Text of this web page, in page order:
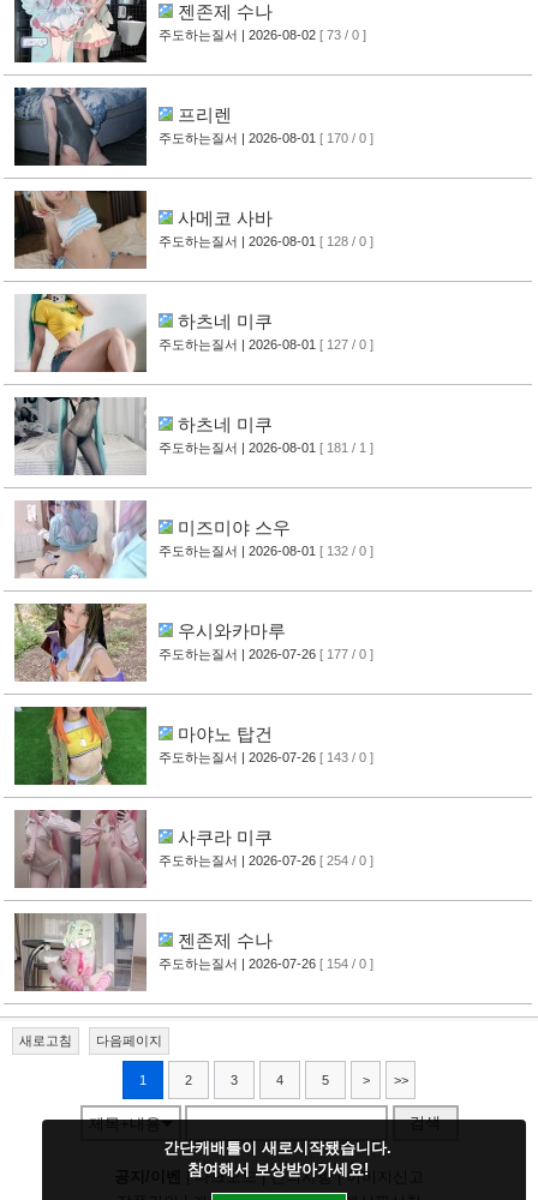
젠존제 수나
주도하는질서 | 2026-08-02 [ 73 / 0 ]
프리렌
주도하는질서 | 2026-08-01 [ 170 / 0 ]
사메코 사바
주도하는질서 | 2026-08-01 [ 128 / 0 ]
하츠네 미쿠
주도하는질서 | 2026-08-01 [ 127 / 0 ]
하츠네 미쿠
주도하는질서 | 2026-08-01 [ 181 / 1 ]
미즈미야 스우
주도하는질서 | 2026-08-01 [ 132 / 0 ]
우시와카마루
주도하는질서 | 2026-07-26 [ 177 / 0 ]
마야노 탑건
주도하는질서 | 2026-07-26 [ 143 / 0 ]
사쿠라 미쿠
주도하는질서 | 2026-07-26 [ 254 / 0 ]
젠존제 수나
주도하는질서 | 2026-07-26 [ 154 / 0 ]
새로고침 다음페이지
1 2 3 4 5 > >>
제목+내용 검색
|다크모드|건의사항|이미지신고
간단캐배틀이 새로시작됐습니다.
참여해서 보상받아가세요!